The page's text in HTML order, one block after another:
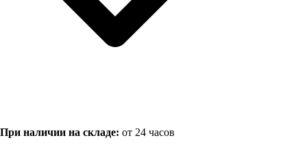
При наличии на складе: от 24 часов